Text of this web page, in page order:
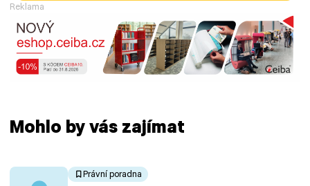
Reklama
Mohlo by vás zajímat
Právní poradna